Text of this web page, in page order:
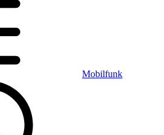
Mobilfunk